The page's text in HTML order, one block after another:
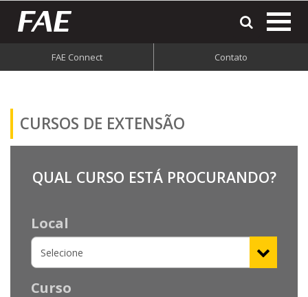
FAE Connect Contato
CURSOS DE EXTENSÃO
QUAL CURSO ESTÁ PROCURANDO?
Local
Curso